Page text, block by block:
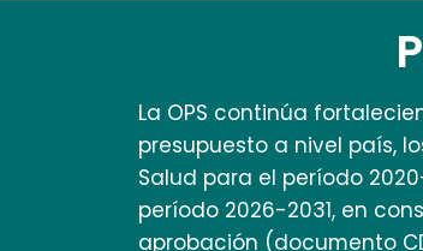
La OPS continúa
presupuesto a nivel país,
Salud para el período
período 2026-2031, en
aprobación (documento